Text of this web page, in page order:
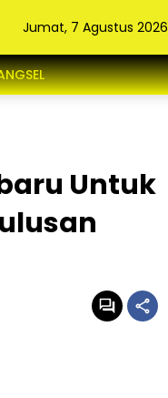
Jumat, 7 Agustus 2026
Untuk